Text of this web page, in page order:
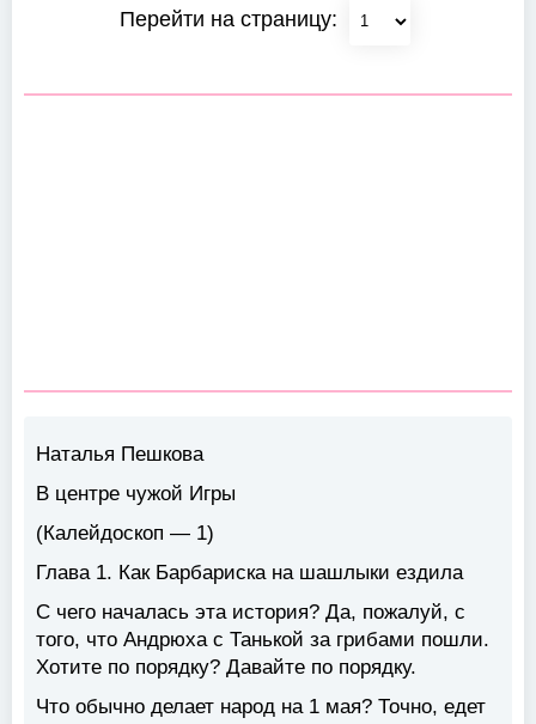
Перейти на страницу:
Наталья Пешкова
В центре чужой Игры
(Калейдоскоп — 1)
Глава 1. Как Барбариска на шашлыки ездила
С чего началась эта история? Да, пожалуй, с
того, что Андрюха с Танькой за грибами пошли.
Хотите по порядку? Давайте по порядку.
Что обычно делает народ на 1 мая? Точно, едет